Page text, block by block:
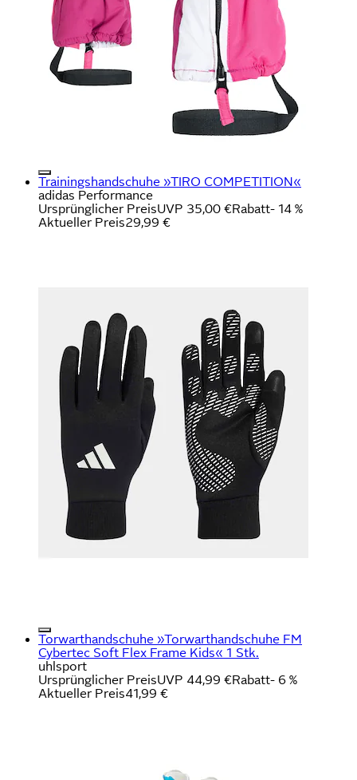
Trainingshandschuhe »TIRO COMPETITION«
adidas Performance
Ursprünglicher PreisUVP 35,00 €Rabatt- 14 %
Aktueller Preis29,99 €
Torwarthandschuhe »Torwarthandschuhe FM
Cybertec Soft Flex Frame Kids« 1 Stk.
uhlsport
Ursprünglicher PreisUVP 44,99 €Rabatt- 6 %
Aktueller Preis41,99 €